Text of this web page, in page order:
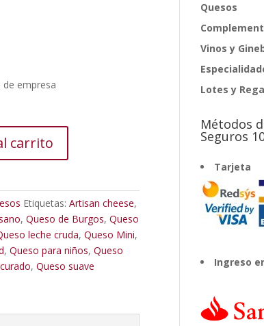
empresa
carrito
Etiquetas:Artisan cheese,
,Queso de Burgos,Queso
leche cruda,Queso Mini,
,Queso para niños,Queso
,Queso suave
Quesos
Vinos y
Lotes y
Métodos
Seguros
Tarjeta
Ingreso